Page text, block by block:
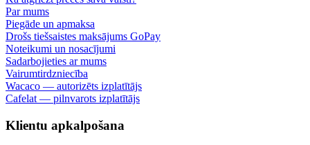
Par mums
Piegāde un apmaksa
Drošs tiešsaistes maksājums GoPay
Noteikumi un nosacījumi
Sadarbojieties ar mums
Vairumtirdzniecība
Wacaco — autorizēts izplatītājs
Cafelat — pilnvarots izplatītājs
Klientu apkalpošana